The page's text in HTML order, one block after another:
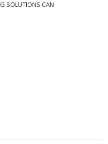
SOLUTIONS CAN